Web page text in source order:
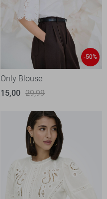
-50%
Only Blouse
15,00 29,99